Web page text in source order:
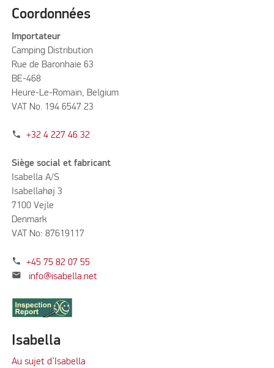
Coordonnées
Importateur
Camping Distribution
Rue de Baronhaie 63
BE-468
Heure-Le-Romain, Belgium
VAT No. 194 6547 23
phone +32 4 227 46 32
Siège social et fabricant
Isabella A/S
Isabellahøj 3
7100 Vejle
Denmark
VAT No: 87619117
phone +45 75 82 07 55
mail info@isabella.net
Isabella
Au sujet d’Isabella